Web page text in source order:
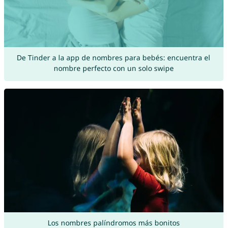
De Tinder a la app de nombres para bebés: encuentra el
nombre perfecto con un solo swipe
Los nombres palíndromos más bonitos